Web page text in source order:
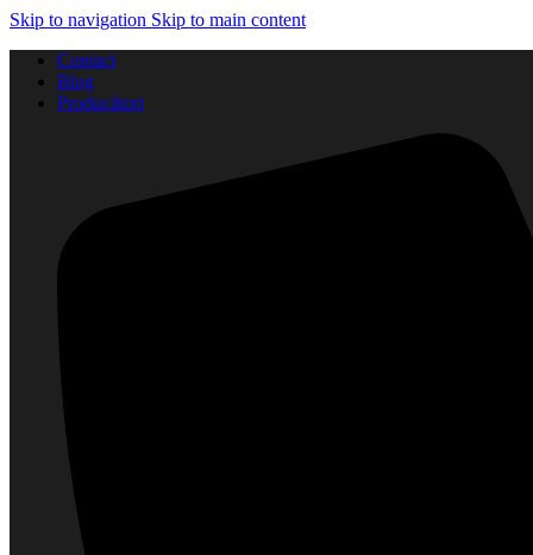
Skip to navigation Skip to main content
Contact
Blog
Producători